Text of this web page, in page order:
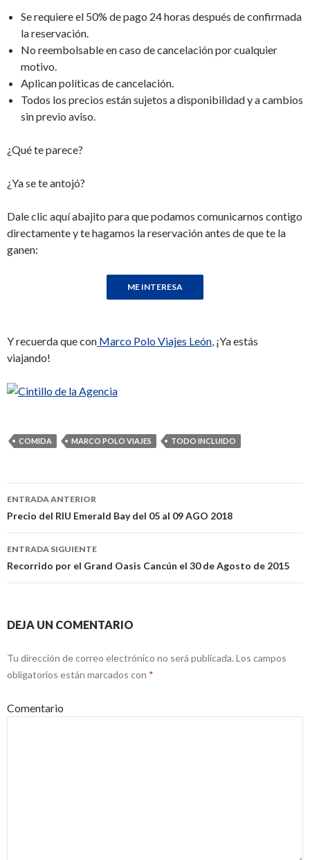
Se requiere el 50% de pago 24 horas después de confirmada
la reservación.
No reembolsable en caso de cancelación por cualquier
motivo.
Aplican políticas de cancelación.
Todos los precios están sujetos a disponibilidad y a cambios
sin previo aviso.
¿Qué te parece?
¿Ya se te antojó?
Dale clic aquí abajito para que podamos comunicarnos contigo
directamente y te hagamos la reservación antes de que te la
ganen:
Y recuerda que con Marco Polo Viajes León, ¡Ya estás
viajando!
COMIDA MARCO POLO VIAJES TODO INCLUIDO
Navegación
de
entradas
ENTRADA ANTERIOR
Precio del RIU Emerald Bay del 05 al 09 AGO 2018
ENTRADA SIGUIENTE
Recorrido por el Grand Oasis Cancún el 30 de Agosto de 2015
DEJA UN COMENTARIO
Tu dirección de correo electrónico no será publicada. Los campos
obligatorios están marcados con *
Comentario